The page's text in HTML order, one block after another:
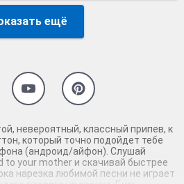
ещё
невероятный, классный припев, к
который точно подойдет тебе
(андроид/айфон). Слушай
to your mother и скачивай быстрее
нарезка любимой песни не играет